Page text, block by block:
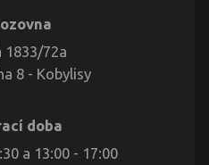
1833/72a
8 - Kobylisy
doba
a 13:00 - 17:00